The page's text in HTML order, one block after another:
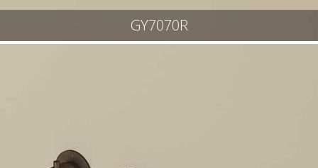
GY7070R